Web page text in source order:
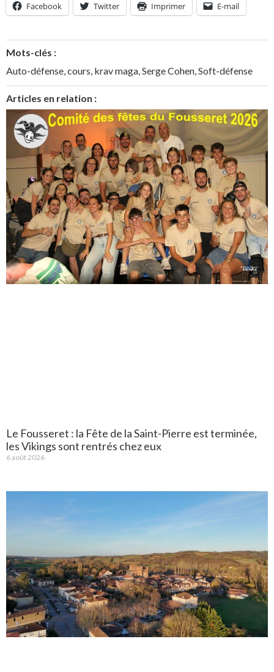
Facebook Twitter Imprimer E-mail
Mots-clés :
Auto-défense,cours, krav maga,Serge Cohen,Soft-défense
Articles en relation :
Le Fousseret : la Fête de la Saint-Pierre est terminée,
les Vikings sont rentrés chez eux
6 août 2026